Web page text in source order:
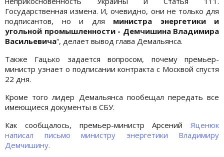
Государственная измена. И, очевидно, они не только для
подписантов, но и для министра энергетики и
угольной промышленности - Демчишина Владимира
Васильевича“, делает вывод глава Демальянса.
Также Гацько задается вопросом, почему премьер-
министр узнает о подписании контракта с Москвой спустя
22 дня.
Кроме того лидер Демальянса пообещал передать все
имеющиеся документы в СБУ.
Как сообщалось, премьер-министр Арсений Яценюк
написал письмо министру энергетики Владимиру
Демчишину.